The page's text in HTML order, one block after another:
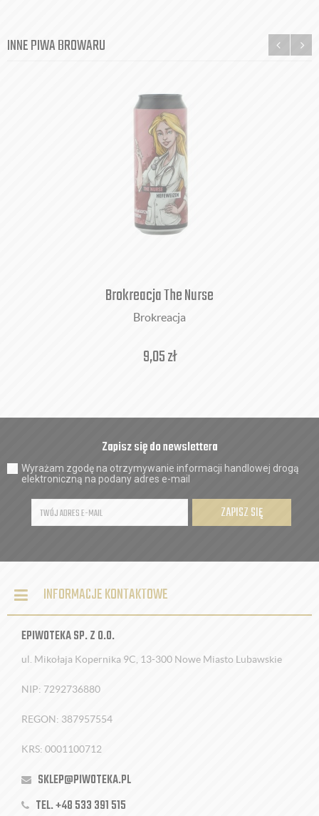
INNE PIWA BROWARU
Brokreacja The Nurse
Brokreacja
9,05zł
Zapisz się do newslettera
Wyrażam zgodę na otrzymywanie informacji handlowej drogą
elektroniczną na podany adres e-mail
ZAPISZ SIĘ
INFORMACJE KONTAKTOWE
EPIWOTEKA SP. Z O.O.
ul. Mikołaja Kopernika 9C, 13-300 Nowe Miasto Lubawskie
NIP: 7292736880
REGON: 387957554
KRS: 0001100712
SKLEP@PIWOTEKA.PL
TEL. +48 533 391 515